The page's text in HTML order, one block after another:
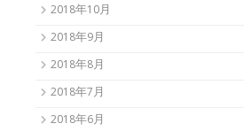
2018年10月
2018年9月
2018年8月
2018年7月
2018年6月